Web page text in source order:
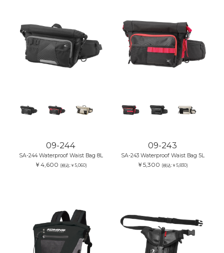
09-244
SA-244 Waterproof Waist Bag 8L
￥4,600 (税込:￥5,060)
09-243
SA-243 Waterproof Waist Bag 5L
￥5,300 (税込:￥5,830)